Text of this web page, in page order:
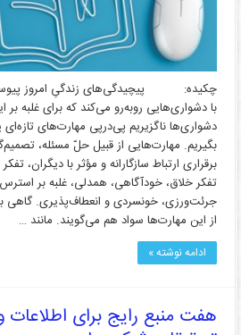
چکیده: پیچیدگی‌های زندگیِ امروز
با دشواری‌هایی روبه‌رو می‌کند که برای غلبه بر
دشواری‌ها ناگزیریم پی‌درپی مهارت‌های تازه‌ای
بگیریم. مهارت‌هایی از قبیل حلّ مسئله،
برقراری ارتباط سازگارانه و مؤثر با دیگران، تفکر
تفکر خلاق، خودآگاهی، همدلی، غلبه بر
جرئت‌ورزی، خونسردی و انعطاف‌پذیری. گاهی
از این مهارت‌ها سواد هم می‌گویند. مانند …
ادامه نوشته »
هفت منبع رایج برای اطلاعات